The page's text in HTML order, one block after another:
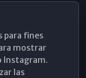
para fines
mostrar
Instagram.
las